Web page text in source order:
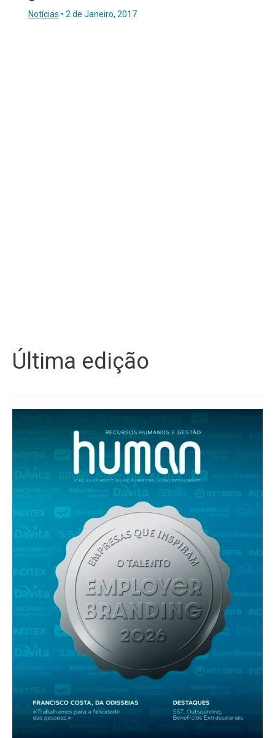
Notícias • 2 de Janeiro, 2017
Última edição